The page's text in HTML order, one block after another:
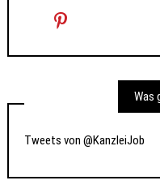
Was
Tweets von @KanzleiJob